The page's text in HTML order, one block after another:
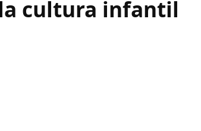
cultura infantil